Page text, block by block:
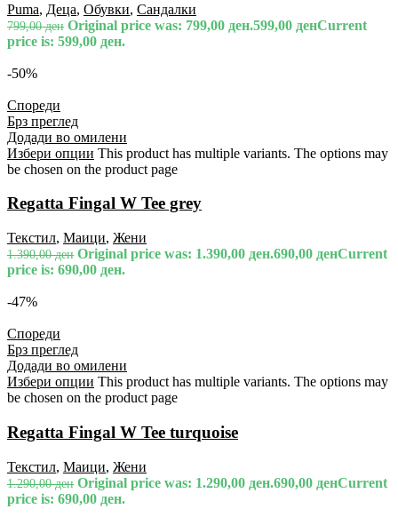
Puma, Деца, Обувки, Сандалки
799,00ден Original price was: 799,00 ден.599,00 денCurrent
price is: 599,00 ден.
-50%
Спореди
Брз преглед
Додади во омилени
Избери опции This product has multiple variants. The options may
be chosen on the product page
Regatta Fingal W Tee grey
Текстил, Маици, Жени
1.390,00ден Original price was: 1.390,00 ден.690,00 денCurrent
price is: 690,00 ден.
-47%
Спореди
Брз преглед
Додади во омилени
Избери опции This product has multiple variants. The options may
be chosen on the product page
Regatta Fingal W Tee turquoise
Текстил, Маици, Жени
1.290,00ден Original price was: 1.290,00 ден.690,00 денCurrent
price is: 690,00 ден.